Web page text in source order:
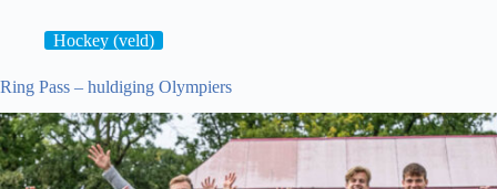
Hockey (veld)
Ring Pass – huldiging Olympiers